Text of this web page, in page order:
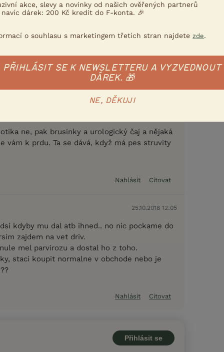
25.10.2018 09:42
opravdu zánět, pak bude pravděpodobně
jsou jen vedlejší důsledek jejich aktivity.
ne, pak brusinky a urologický čaj a nějaká
vám k prdu. Ta se dává, když má pes struvity
Nahlásit Citovat
25.10.2018 12:05
kdyby mu dal atb ihned.. no nic pockame do
zajdem na vet driv.
mel parvirozu a dostal ho z toho.
staci koupit normalne v obchode nebo je
Nahlásit Citovat
Přihlásit se
akce, slevy a novinky od našich ověřených partnerů
navíc dárek: 200 Kč kredit do F-konta. 🎉
o souhlasu s marketingem třetích stran najdete zde.
PŘIHLÁSIT SE K NEWSLETTERU A VYZVEDNOUT
DÁREK. 🎁
NE, DĚKUJI